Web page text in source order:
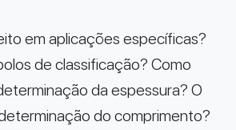
em aplicações específicas?
de classificação? Como
da espessura? O
do comprimento?